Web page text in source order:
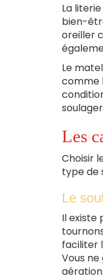
La
bien-
oreiller
Le
comme
Les
Choisir
type de
Le
Il existe
faciliter
Vous
aération.